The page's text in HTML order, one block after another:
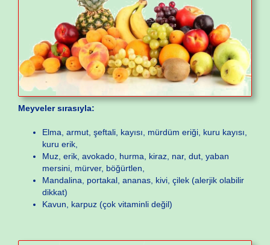
Meyveler sırasıyla:
Elma, armut, şeftali, kayısı, mürdüm eriği, kuru kayısı,
kuru erik,
Muz, erik, avokado, hurma, kiraz, nar, dut, yaban
mersini, mürver, böğürtlen,
Mandalina, portakal, ananas, kivi, çilek (alerjik olabilir
dikkat)
Kavun, karpuz (çok vitaminli değil)